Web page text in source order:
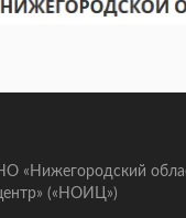
«Нижегородский
(«НОИЦ»)